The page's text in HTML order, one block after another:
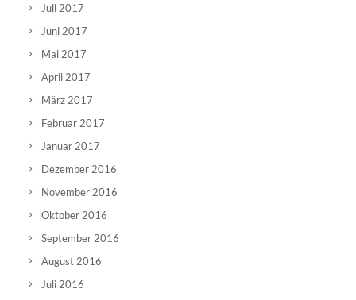
Juli 2017
Juni 2017
Mai 2017
April 2017
März 2017
Februar 2017
Januar 2017
Dezember 2016
November 2016
Oktober 2016
September 2016
August 2016
Juli 2016